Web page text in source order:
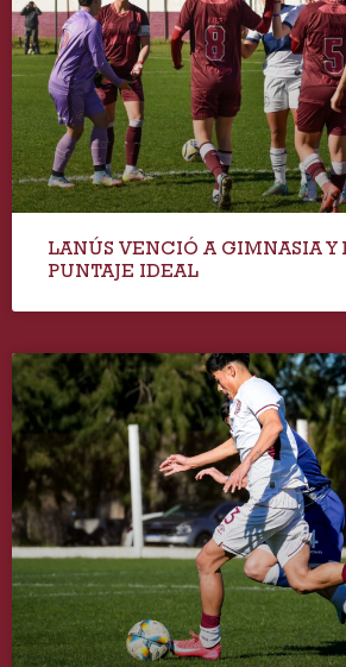
LANÚS VENCIÓ A GIMNASIA
PUNTAJE IDEAL